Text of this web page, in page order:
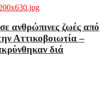
ανθρώπινες ζωές από
Αττικοβοιωτία –
διά